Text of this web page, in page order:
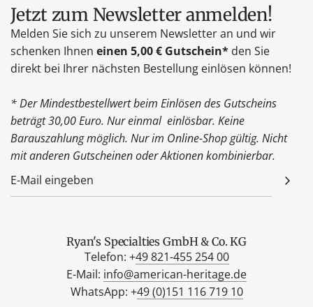
Jetzt zum Newsletter anmelden!
Melden Sie sich zu unserem Newsletter an und wir
schenken Ihnen einen 5,00 € Gutschein* den Sie
direkt bei Ihrer nächsten Bestellung einlösen können!
* Der Mindestbestellwert beim Einlösen des Gutscheins
beträgt 30,00 Euro. Nur einmal einlösbar. Keine
Barauszahlung möglich. Nur im Online-Shop gültig. Nicht
mit anderen Gutscheinen oder Aktionen kombinierbar.
Ryan's Specialties GmbH & Co. KG
Telefon: +49 821-455 254 00
E-Mail: info@american-heritage.de
WhatsApp: +49 (0)151 116 719 10